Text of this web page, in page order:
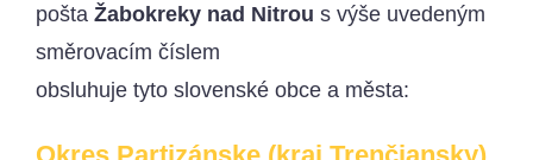
poštaŽabokreky nad Nitrou s výše uvedeným
směrovacím číslem
obsluhuje tyto slovenské obce a města: